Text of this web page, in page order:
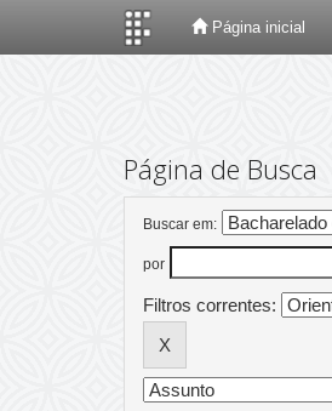
Página inicial
Página de Busca
Buscar em:
por
Filtros correntes: